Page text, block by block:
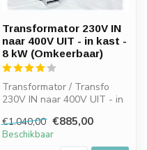
Transformator 230V IN
naar 400V UIT - in kast -
8 kW (Omkeerbaar)
Transformator / Transfo
230V IN naar 400V UIT - in
€1.040,00 €885,00
Beschikbaar